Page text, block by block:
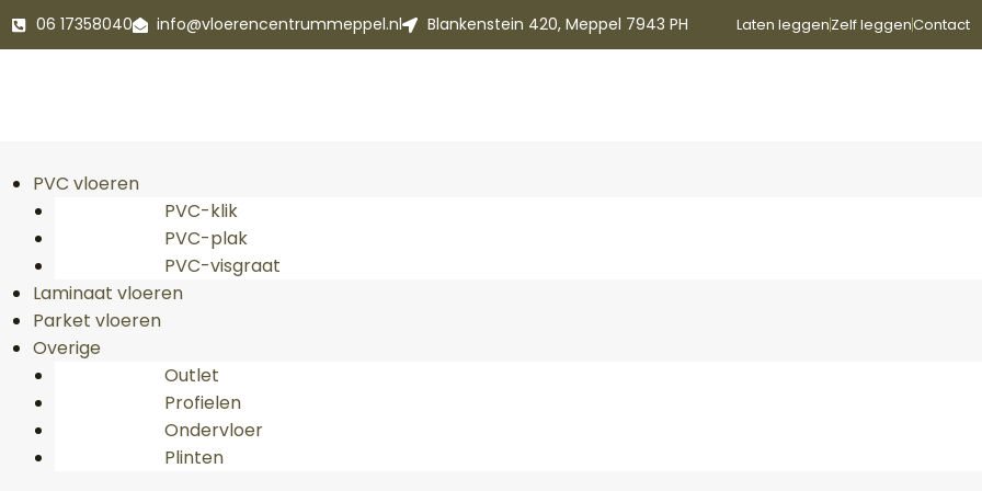
06 17358040 info@vloerencentrummeppel.nl Blankenstein 420, Meppel 7943 PH Laten leggenZelf leggenContact
PVC vloeren
PVC-klik
PVC-plak
PVC-visgraat
Laminaat vloeren
Parket vloeren
Overige
Outlet
Profielen
Ondervloer
Plinten